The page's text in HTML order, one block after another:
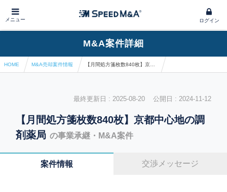
メニュー ログイン
M&A案件詳細
HOME M&A売却案件情報
最終更新日 : 2025-08-20 公開日 : 2024-11-12
【月間処方箋枚数840枚】京都中心地の調
剤薬局 の事業承継・M&A案件
案件情報 交渉メッセージ